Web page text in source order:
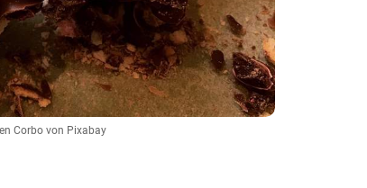
Corbo von Pixabay